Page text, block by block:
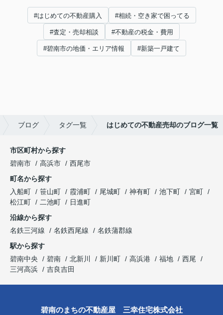
#はじめての不動産購入 #相続・空き家で困ってる
#査定・売却相談 #不動産の税金・費用
#碧南市の地価・エリア情報 #新築一戸建て
ブログ タグ一覧 はじめての不動産売却のブログ一覧
市区町村から探す
碧南市
高浜市
西尾市
町名から探す
入船町
笹山町 霞浦町 尾城町 神有町 池下町
宮町
松江町
二池町
日進町
沿線から探す
名鉄三河線
名鉄西尾線
名鉄蒲郡線
駅から探す
碧南中央
碧南 北新川 新川町 高浜港 福地
西尾
三河高浜
吉良吉田
碧南のまちの不動産屋 三幸住宅株式会社